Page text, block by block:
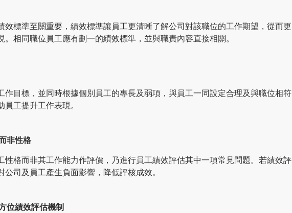
效標準至關重要，績效標準讓員工更清晰了解公司對該職位的工作期望，從而更
。相同職位員工應有劃一的績效標準，並與職責內容直接相關。
作目標，並同時根據個別員工的專長及弱項，與員工一同設定合理及與職位相符
工提升工作表現。
非性格
性格而非其工作能力作評價，乃進行員工績效評估其中一項常見問題。若績效評
公司及員工產生負面影響，降低評核成效。
位績效評估機制